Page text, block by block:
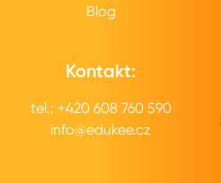
Blog
Kontakt:
tel.: +420 608 760 590
info@edukee.cz